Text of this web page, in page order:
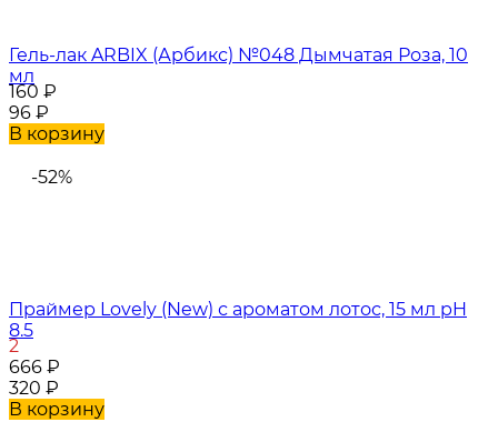
Гель-лак ARBIX (Арбикс) №048 Дымчатая Роза, 10
мл
160 ₽
96 ₽
В корзину
-52%
Праймер Lovely (New) с ароматом лотос, 15 мл pH
8.5
2
666 ₽
320 ₽
В корзину